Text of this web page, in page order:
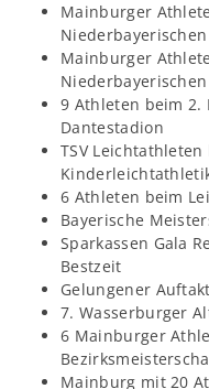
Mainburger
Mainburger
9 Athleten beim
Dantestadion
TSV
6 Athleten beim
Bayerische
Sparkassen Gala
Bestzeit
Gelungener
7. Wasserburger
6 Mainburger
Mainburg mit 20